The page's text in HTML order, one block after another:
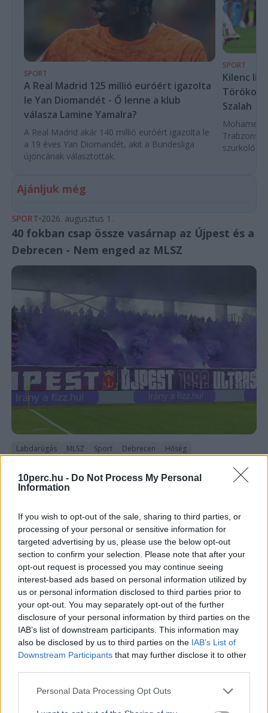
10perc.hu - Do Not Process My Personal
Information
If you wish to opt-out of the sale, sharing to third parties, or
processing of your personal or sensitive information for
targeted advertising by us, please use the below opt-out
section to confirm your selection. Please note that after your
opt-out request is processed you may continue seeing
interest-based ads based on personal information utilized by
us or personal information disclosed to third parties prior to
your opt-out. You may separately opt-out of the further
disclosure of your personal information by third parties on the
IAB’s list of downstream participants. This information may
also be disclosed by us to third parties on the IAB’s List of
Downstream Participants that may further disclose it to other
Personal Data Processing Opt Outs
SPORT
A Real Madrid 125 millió euróért igazolta
le Yan Diomandét - Ő lenne a klub
válasza Lamine Yamalra?
A Real Madrid akár 140 millió euróért igazolta le
a 19 éves Yan Diomandét, akit a Bundesliga
újoncának választottak.
SPORT
Kilenc
Szalah
Mohamed
szurkoló
Ajánljuk még
SPORT 2026. augusztus 1.
40 fokban csap össze vasárnap az Újpest és a
Debrecen - Nem enged az MLSZ
Labdarúgás MLSZ Sport Debrecen Hőség
Az MLSZ nem módosítja a vasárnapi Újpest–Debrecen
meccs időpontját annak ellenére, hogy Budapesten 40
SPORT 2026. július 31.
Összeveszhetett csapattársával Szoboszlai
Dominik a Liverpool meccse után